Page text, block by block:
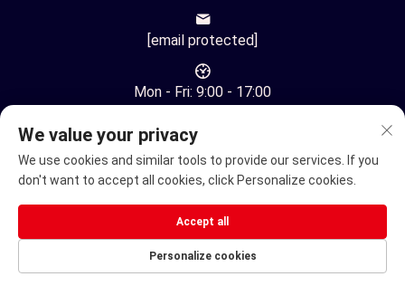
[email protected]
Mon - Fri: 9:00 - 17:00
Copyright © Ningbo Youhuan Automation Technology Co., Ltd.
All rights reserved -
Elektrisk rullstol Elhandikappskoter
We value your privacy
We use cookies and similar tools to provide our services. If you
don't want to accept all cookies, click Personalize cookies.
Personalize cookies
Accept all